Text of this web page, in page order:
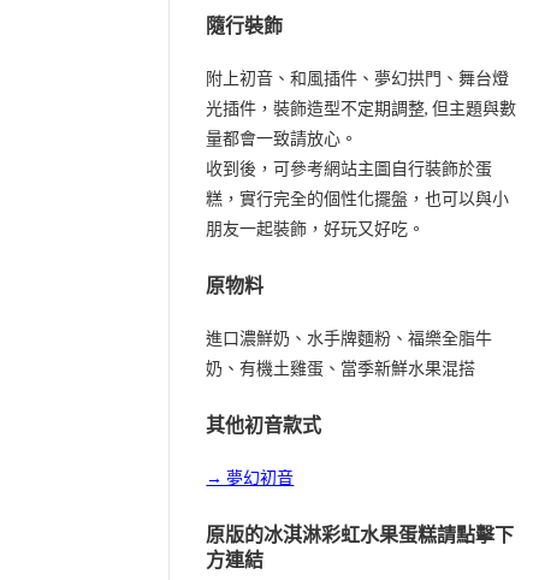
隨行裝飾
附上初音、和風插件、夢幻拱門、舞台燈
光插件，裝飾造型不定期調整, 但主題與數
量都會一致請放心。
收到後，可參考網站主圖自行裝飾於蛋
糕，實行完全的個性化擺盤，也可以與小
朋友一起裝飾，好玩又好吃。
原物料
進口濃鮮奶、水手牌麵粉、福樂全脂牛
奶、有機土雞蛋、當季新鮮水果混搭
其他初音款式
→ 夢幻初音
原版的冰淇淋彩虹水果蛋糕請點擊下
方連結